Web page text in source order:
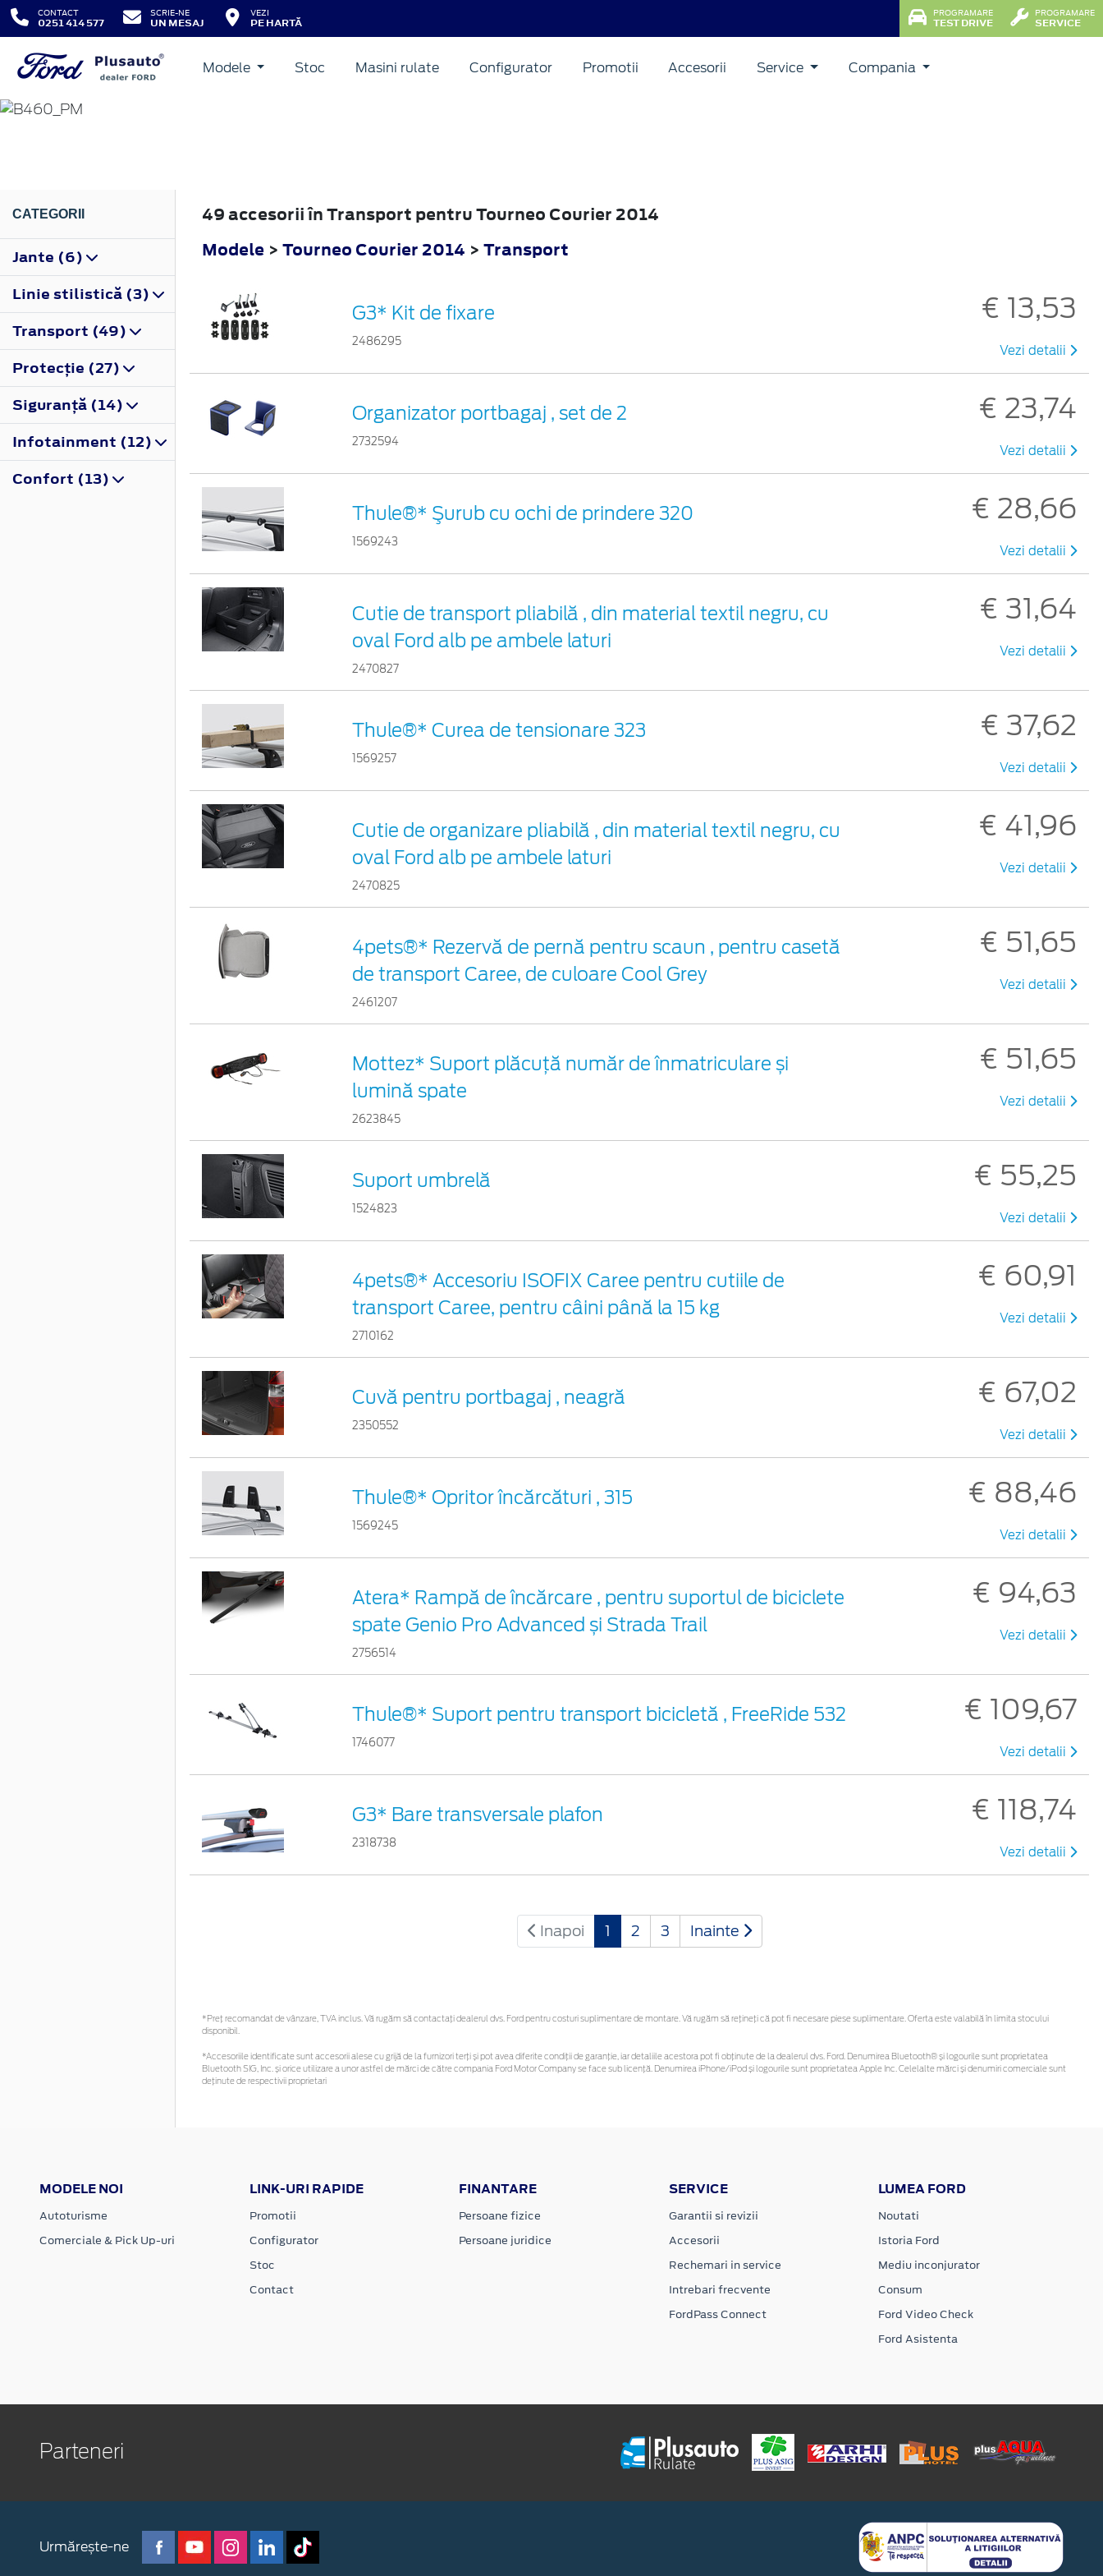
CONTACT
0251 414 577
SCRIE-NE
UN MESAJ
VEZI
PE HARTĂ
PROGRAMARE
TEST DRIVE
PROGRAMARE
SERVICE
Modele Stoc Masini rulate Configurator Promotii Accesorii Service Compania
TOURNEO COURIER
CATEGORII
Jante (6)
Linie stilistică (3)
Transport (49)
Protecţie (27)
Siguranţă (14)
Infotainment (12)
Confort (13)
49 accesorii în Transport pentru Tourneo Courier 2014
Modele > Tourneo Courier 2014 > Transport
G3* Kit de fixare
2486295
€ 13,53
Vezi detalii
Organizator portbagaj , set de 2
2732594
€ 23,74
Vezi detalii
Thule®* Şurub cu ochi de prindere 320
1569243
€ 28,66
Vezi detalii
Cutie de transport pliabilă , din material textil negru, cu
oval Ford alb pe ambele laturi
2470827
€ 31,64
Vezi detalii
Thule®* Curea de tensionare 323
1569257
€ 37,62
Vezi detalii
Cutie de organizare pliabilă , din material textil negru, cu
oval Ford alb pe ambele laturi
2470825
€ 41,96
Vezi detalii
4pets®* Rezervă de pernă pentru scaun , pentru casetă
de transport Caree, de culoare Cool Grey
2461207
€ 51,65
Vezi detalii
Mottez* Suport plăcuță număr de înmatriculare și
lumină spate
2623845
€ 51,65
Vezi detalii
Suport umbrelă
1524823
€ 55,25
Vezi detalii
4pets®* Accesoriu ISOFIX Caree pentru cutiile de
transport Caree, pentru câini până la 15 kg
2710162
€ 60,91
Vezi detalii
Cuvă pentru portbagaj , neagră
2350552
€ 67,02
Vezi detalii
Thule®* Opritor încărcături , 315
1569245
€ 88,46
Vezi detalii
Atera* Rampă de încărcare , pentru suportul de biciclete
spate Genio Pro Advanced și Strada Trail
2756514
€ 94,63
Vezi detalii
Thule®* Suport pentru transport bicicletă , FreeRide 532
1746077
€ 109,67
Vezi detalii
G3* Bare transversale plafon
2318738
€ 118,74
Vezi detalii
Inapoi 1 2 3 Inainte
*Preţ recomandat de vânzare, TVA inclus. Vă rugăm să contactaţi dealerul dvs. Ford pentru costuri suplimentare de montare. Vă rugăm să rețineți că pot fi necesare piese suplimentare. Oferta este valabilă în limita stocului
disponibil.
*Accesoriile identificate sunt accesorii alese cu grijă de la furnizori terți și pot avea diferite condiții de garanție, iar detaliile acestora pot fi obținute de la dealerul dvs. Ford. Denumirea Bluetooth® și logourile sunt proprietatea
Bluetooth SIG, Inc. și orice utilizare a unor astfel de mărci de către compania Ford Motor Company se face sub licență. Denumirea iPhone/iPod și logourile sunt proprietatea Apple Inc. Celelalte mărci și denumiri comerciale sunt
deținute de respectivii proprietari
MODELE NOI
Autoturisme
Comerciale & Pick Up-uri
LINK-URI RAPIDE
Promotii
Configurator
Stoc
Contact
FINANTARE
Persoane fizice
Persoane juridice
SERVICE
Garantii si revizii
Accesorii
Rechemari in service
Intrebari frecvente
FordPass Connect
LUMEA FORD
Noutati
Istoria Ford
Mediu inconjurator
Consum
Ford Video Check
Ford Asistenta
Parteneri
Urmărește-ne